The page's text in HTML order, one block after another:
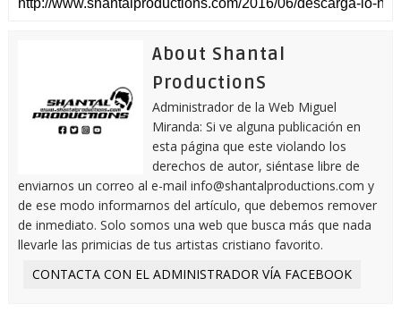
About Shantal
ProductionS
Administrador de la Web Miguel
Miranda: Si ve alguna publicación en
esta página que este violando los
derechos de autor, siéntase libre de
enviarnos un correo al e-mail info@shantalproductions.com y
de ese modo informarnos del artículo, que debemos remover
de inmediato. Solo somos una web que busca más que nada
llevarle las primicias de tus artistas cristiano favorito.
CONTACTA CON EL ADMINISTRADOR VÍA FACEBOOK